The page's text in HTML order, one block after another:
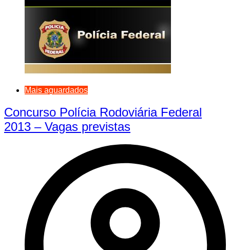
Mais aguardados
Concurso Polícia Rodoviária Federal
2013 – Vagas previstas